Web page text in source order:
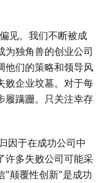
见。我们不断被成
为独角兽的创业公司
他们的策略和领导风
败企业坟墓。对于每
履蹒跚。只关注幸存
因于在成功公司中
许多失败公司可能采
"颠覆性创新"是成功